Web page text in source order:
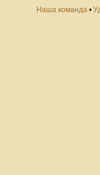
Наша команда •